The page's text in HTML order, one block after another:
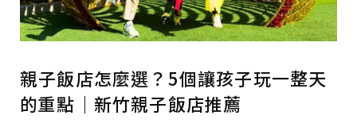
親子飯店怎麼選？5個讓孩子玩一整天
的重點｜新竹親子飯店推薦